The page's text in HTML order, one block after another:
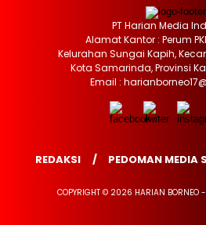
PT Harian Media
Alamat Kantor : Perum
Kelurahan Sungai Kapih,
Kota Samarinda, Provinsi
Email :
REDAKSI PEDOMAN MEDIA
COPYRIGHT © 2026 HARIAN BORNEO -